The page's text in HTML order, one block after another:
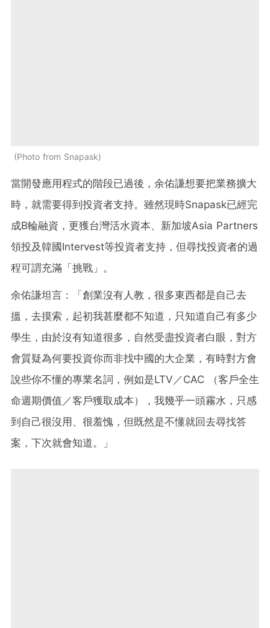
Photo from Snapask
當開發應用程式的階段已過後，余佑謙想要把業務擴大
時，就需要得到投資者支持。 雖然現時Snapask已經完
成B輪融資，更獲台灣活水資本、新加坡Asia Partners
領投及韓國Intervest等投資者支持，但尋找投資者的過
程可謂充滿「挑戰」。
余佑謙坦言 ：「創業沒有人教，很多東西都是自己去
搵，去摸索，起初我甚麼都不知道，只知道自己有多少
學生，由於沒有知道很多，自然受盡投資者白眼，對方
會質疑為何要投資你而非找中國的大企業，有時對方會
說些你不懂的專業名詞，例如是LTV／CAC （客戶全生
命週期價值／客戶獲取成本），我幾乎一頭霧水，只感
到自己很沒用、很羞愧，但既然是不懂就回去尋找答
案，下次就會知道。」